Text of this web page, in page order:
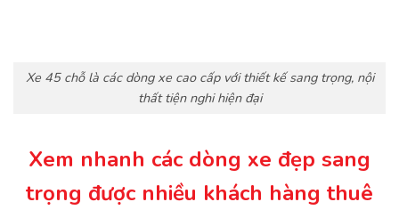
Xe 45 chỗ là các dòng xe cao cấp với thiết kế sang trọng, nội
thất tiện nghi hiện đại
Xem nhanh các dòng xe đẹp sang
trọng được nhiều khách hàng thuê